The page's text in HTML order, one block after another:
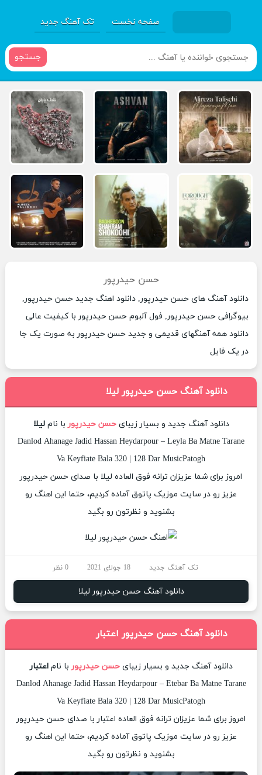
صفحه نخست تک آهنگ جدید
جستجو
حسن حیدرپور
دانلود آهنگ های حسن حیدرپور, دانلود اهنگ جدید حسن حیدرپور,
بیوگرافی حسن حیدرپور, فول آلبوم حسن حیدرپور با کیفیت عالی
دانلود همه آهنگهای قدیمی و جدید حسن حیدرپور به صورت یک جا
در یک فایل
دانلود آهنگ حسن حیدرپور لیلا
دانلود آهنگ جدید و بسیار زیبایحسن حیدرپور با ناملیلا
Danlod Ahanage Jadid Hassan Heydarpour – Leyla Ba Matne Tarane
Va Keyfiate Bala 320 | 128 Dar MusicPatogh
امروز برای شما عزیزان ترانه فوق العاده لیلا با صدای حسن حیدرپور
عزیز رو در سایت موزیک پاتوق آماده کردیم، حتما این اهنگ رو
بشنوید و نظرتون رو بگید
تک آهنگ جدید 18 جولای 2021 0 نظر
دانلود آهنگ حسن حیدرپور لیلا
دانلود آهنگ حسن حیدرپور اعتبار
دانلود آهنگ جدید و بسیار زیبایحسن حیدرپور با ناماعتبار
Danlod Ahanage Jadid Hassan Heydarpour – Etebar Ba Matne Tarane
Va Keyfiate Bala 320 | 128 Dar MusicPatogh
امروز برای شما عزیزان ترانه فوق العاده اعتبار با صدای حسن حیدرپور
عزیز رو در سایت موزیک پاتوق آماده کردیم، حتما این اهنگ رو
بشنوید و نظرتون رو بگید